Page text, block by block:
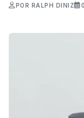
POR RALPH DINIZ